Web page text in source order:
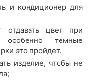
и кондиционер для
цвет при
особенно темные
это пройдет.
изделие, чтобы не